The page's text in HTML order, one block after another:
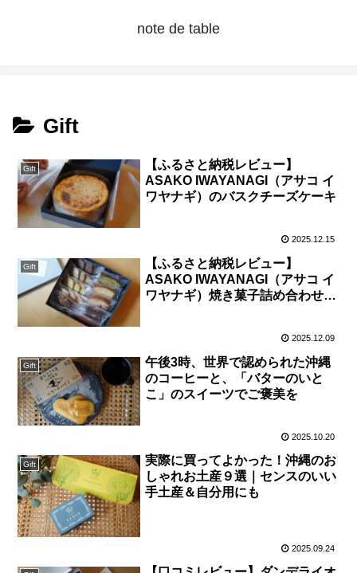
note de table
Gift
Gift
【ふるさと納税レビュー】
ASAKO IWAYANAGI（アサコ イ
ワヤナギ）のバスクチーズケーキ
2025.12.15
Gift
【ふるさと納税レビュー】
ASAKO IWAYANAGI（アサコ イ
ワヤナギ）焼き菓子詰め合わせ10
2025.12.09
Gift
午後3時、世界で認められた沖縄
のコーヒーと、「バターのいと
こ」のスイーツでご褒美を
2025.10.20
Gift
実際に買ってよかった！沖縄のお
しゃれお土産９選｜センスのいい
手土産＆自分用にも
2025.09.24